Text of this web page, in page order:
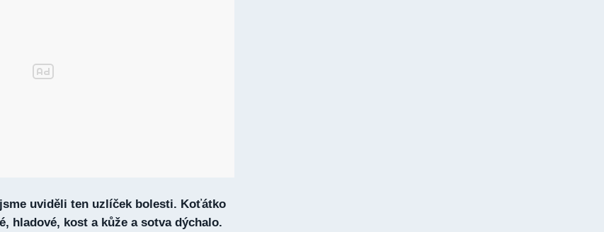
uviděli ten uzlíček bolesti. Koťátko
hladové, kost a kůže a sotva dýchalo.